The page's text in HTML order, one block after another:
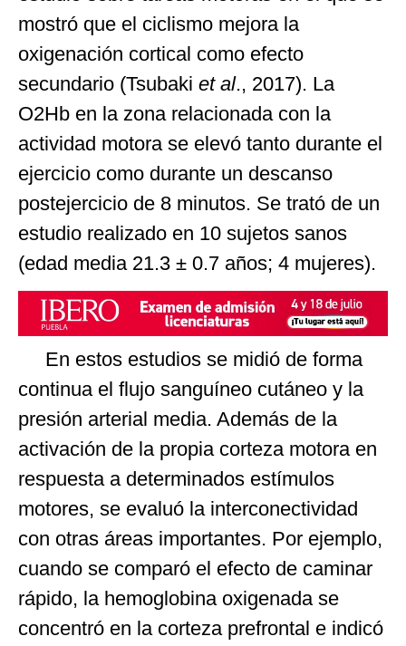
mostró que el ciclismo mejora la
oxigenación cortical como efecto
secundario (Tsubaki et al., 2017). La
O2Hb en la zona relacionada con la
actividad motora se elevó tanto durante el
ejercicio como durante un descanso
postejercicio de 8 minutos. Se trató de un
estudio realizado en 10 sujetos sanos
(edad media 21.3 ± 0.7 años; 4 mujeres).
En estos estudios se midió de forma
continua el flujo sanguíneo cutáneo y la
presión arterial media. Además de la
activación de la propia corteza motora en
respuesta a determinados estímulos
motores, se evaluó la interconectividad
con otras áreas importantes. Por ejemplo,
cuando se comparó el efecto de caminar
rápido, la hemoglobina oxigenada se
concentró en la corteza prefrontal e indicó